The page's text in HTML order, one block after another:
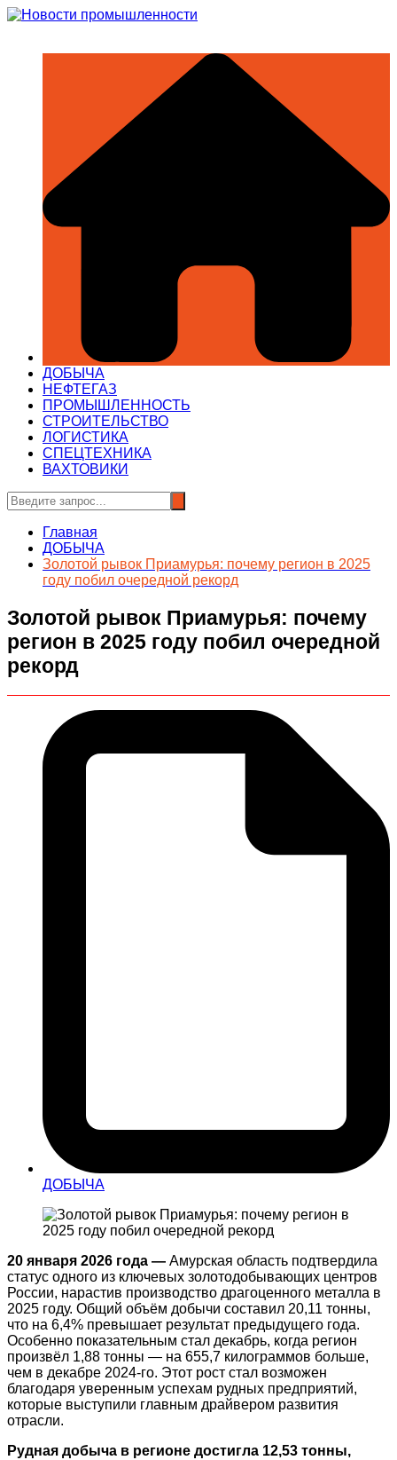
Перейти
ДОБЫЧА
НЕФТЕГАЗ
ПРОМЫШЛЕННОСТЬ
СТРОИТЕЛЬСТВО
ЛОГИСТИКА
СПЕЦТЕХНИКА
ВАХТОВИКИ
Главная
ДОБЫЧА
Золотой рывок Приамурья: почему регион в 2025
году побил очередной рекорд
Золотой рывок Приамурья: почему
регион в 2025 году побил очередной
рекорд
ДОБЫЧА
20 января 2026 года — Амурская область подтвердила
статус одного из ключевых золотодобывающих центров
России, нарастив производство драгоценного металла в
2025 году. Общий объём добычи составил 20,11 тонны,
что на 6,4% превышает результат предыдущего года.
Особенно показательным стал декабрь, когда регион
произвёл 1,88 тонны — на 655,7 килограммов больше,
чем в декабре 2024-го. Этот рост стал возможен
благодаря уверенным успехам рудных предприятий,
которые выступили главным драйвером развития
отрасли.
Рудная добыча в регионе достигла 12,53 тонны,